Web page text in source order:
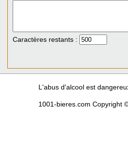
Caractères restants :
L'abus d'alcool est
1001-bieres.com Copyright